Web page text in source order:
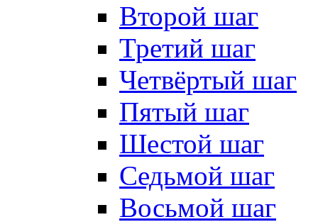
Второй шаг
Третий шаг
Четвёртый шаг
Пятый шаг
Шестой шаг
Седьмой шаг
Восьмой шаг